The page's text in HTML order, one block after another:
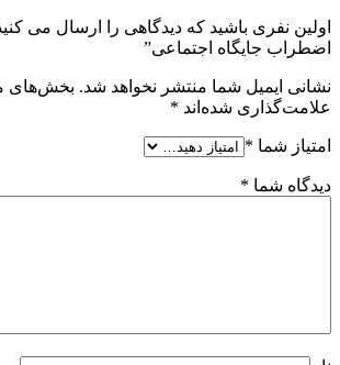
اولین نفری باشید که دیدگاهی را ارسال می
اضطراب جایگاه اجتماعی”
نشانی ایمیل شما منتشر نخواهد شد. بخش‌های
علامت‌گذاری شده‌اند *
امتیاز شما *
دیدگاه شما *